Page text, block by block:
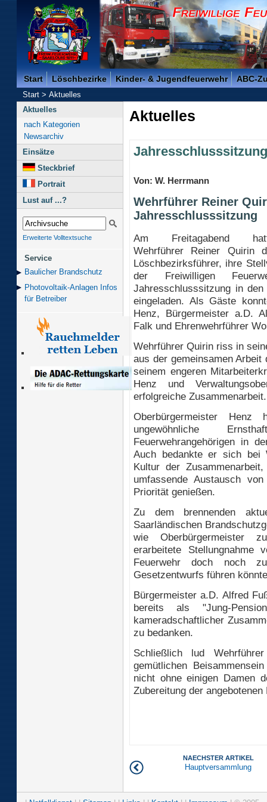
Freiwillige Feuerwehr der Kreisstadt Saarlouis -
Start Löschbezirke Kinder- & Jugendfeuerwehr ABC-
Start>Aktuelles
Aktuelles
nach Kategorien
Newsarchiv
Einsätze
Steckbrief
Portrait
Lust auf ...?
Erweiterte Volltextsuche
Service
Baulicher Brand­schutz
Photovoltaik-Anlagen Infos
für Betreiber
Aktuelles
Jahresschlusssitzung
Von: W. Herrmann
Wehrführer Reiner
Jahresschlusssitzung
Am Freitagabend
Wehrführer Reiner Quirin
Löschbezirksführer, ihre
der Freiwilligen
Jahresschlusssitzung in
eingeladen. Als Gäste
Henz, Bürgermeister a.D.
Falk und Ehrenwehrführer
Wehrführer Quirin riss in
aus der gemeinsamen
seinem engeren
Henz und
erfolgreiche Zusammenarbeit.
Oberbürgermeister
ungewöhnliche
Feuerwehrangehörigen in
Auch bedankte er sich bei
Kultur der
umfassende Austausch
Priorität genießen.
Zu dem brennenden
Saarländischen
wie Oberbürgermeister
erarbeitete Stellungnahme
Feuerwehr doch noch
Gesetzentwurfs führen
Bürgermeister a.D. Alfred
bereits als "Jung-
kameradschaftlicher
zu bedanken.
Schließlich lud
gemütlichen
nicht ohne einigen Damen
Zubereitung der
NAECHSTER ARTIKEL
Hauptversammlung